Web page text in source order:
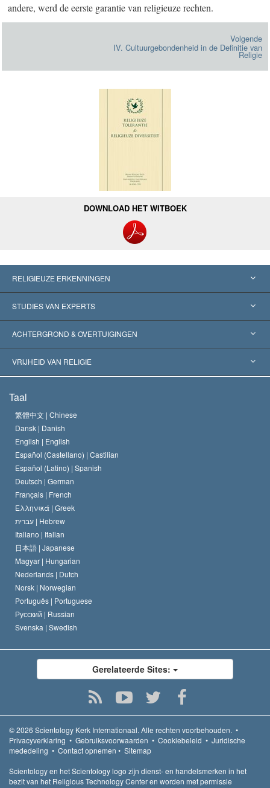
andere, werd de eerste garantie van religieuze rechten.
Volgende
IV. Cultuurgebondenheid in de Definitie van
Religie
DOWNLOAD HET WITBOEK
RELIGIEUZE ERKENNINGEN
Verenigde Staten
Wereldwijde Erkenningen
Historische Beslissingen
STUDIES VAN EXPERTS
Expertises per Categorie
’s Werelds Meest Vooraanstaande Experts
ACHTERGROND & OVERTUIGINGEN
L. Ron Hubbard
Het Credo van de Scientology Kerk
De Code van een Scientoloog
David Miscavige
VRIJHEID VAN RELIGIE
Internationale Mensenrechten Standaards
Verklaring over Religie
Taal
繁體中文 | Chinese
Dansk | Danish
English | English
Español (Castellano) | Castilian
Español (Latino) | Spanish
Deutsch | German
Français | French
Ελληνικά | Greek
עברית | Hebrew
Italiano | Italian
日本語 | Japanese
Magyar | Hungarian
Nederlands | Dutch
Norsk | Norwegian
Português | Portuguese
Русский | Russian
Svenska | Swedish
Gerelateerde Sites:
© 2026 Scientology Kerk Internationaal. Alle rechten voorbehouden. •
Privacyverklaring • Gebruiksvoorwaarden • Cookiebeleid • Juridische
mededeling • Contact opnemen • Sitemap
Scientology en het Scientology logo zijn dienst- en handelsmerken in het
bezit van het Religious Technology Center en worden met permissie